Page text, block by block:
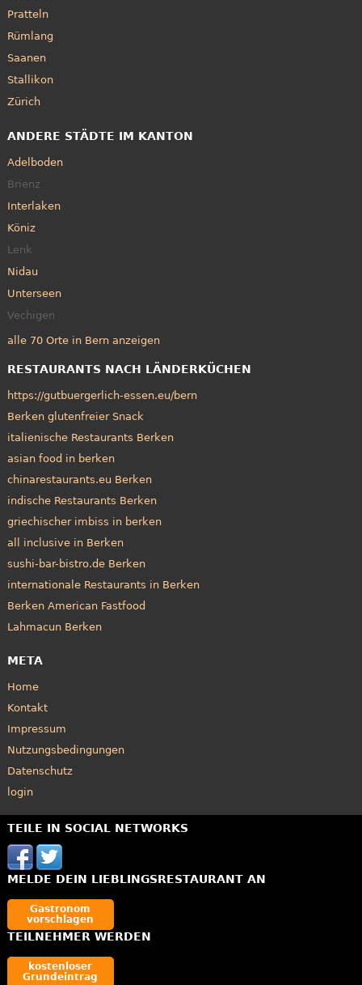
Pratteln
Rümlang
Saanen
Stallikon
Zürich
ANDERE STÄDTE IM KANTON
Adelboden
Brienz
Interlaken
Köniz
Lenk
Nidau
Unterseen
Vechigen
alle 70 Orte in Bern anzeigen
RESTAURANTS NACH LÄNDERKÜCHEN
https://gutbuergerlich-essen.eu/bern
Berken glutenfreier Snack
italienische Restaurants Berken
asian food in berken
chinarestaurants.eu Berken
indische Restaurants Berken
griechischer imbiss in berken
all inclusive in Berken
sushi-bar-bistro.de Berken
internationale Restaurants in Berken
Berken American Fastfood
Lahmacun Berken
META
Home
Kontakt
Impressum
Nutzungsbedingungen
Datenschutz
login
TEILE IN SOCIAL NETWORKS
MELDE DEIN LIEBLINGSRESTAURANT AN
Gastronom
vorschlagen
TEILNEHMER WERDEN
kostenloser
Grundeintrag